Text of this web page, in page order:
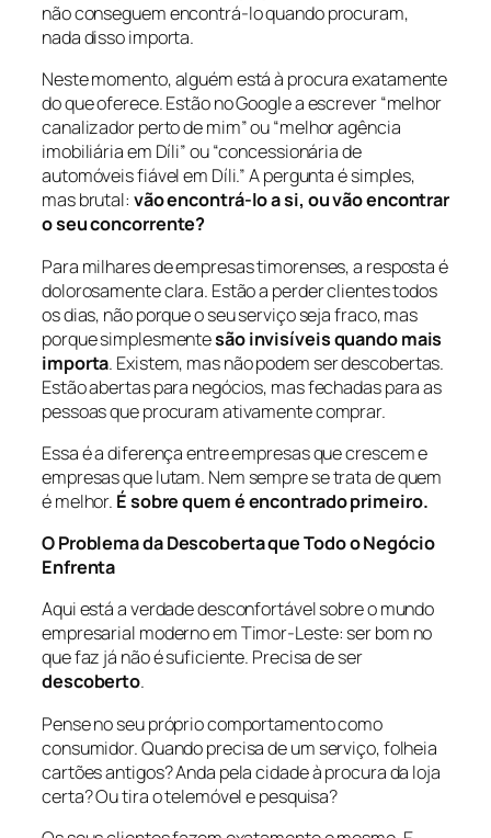
não conseguem encontrá-lo quando procuram,
nada disso importa.
Neste momento, alguém está à procura exatamente
do que oferece. Estão no Google a escrever “melhor
canalizador perto de mim” ou “melhor agência
imobiliária em Díli” ou “concessionária de
automóveis fiável em Díli.” A pergunta é simples,
mas brutal: vão encontrá-lo a si, ou vão encontrar
o seu concorrente?
Para milhares de empresas timorenses, a resposta é
dolorosamente clara. Estão a perder clientes todos
os dias, não porque o seu serviço seja fraco, mas
porque simplesmentesão invisíveis quando mais
importa. Existem, mas não podem ser descobertas.
Estão abertas para negócios, mas fechadas para as
pessoas que procuram ativamente comprar.
Essa é a diferença entre empresas que crescem e
empresas que lutam. Nem sempre se trata de quem
é melhor. É sobre quem é encontrado primeiro.
O Problema da Descoberta que Todo o Negócio
Enfrenta
Aqui está a verdade desconfortável sobre o mundo
empresarial moderno em Timor-Leste: ser bom no
que faz já não é suficiente. Precisa de ser
descoberto.
Pense no seu próprio comportamento como
consumidor. Quando precisa de um serviço, folheia
cartões antigos? Anda pela cidade à procura da loja
certa? Ou tira o telemóvel e pesquisa?